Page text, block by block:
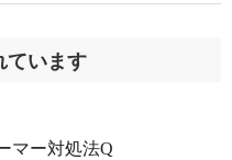
ています
マー対処法Q